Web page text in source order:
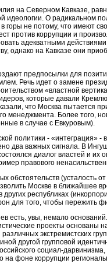
на Северном Кавказе,
идеологии. О радикальном
горы не потому, что имеют
против коррупции и
адекватными
однако на Кавказе они
предпосылки для
Речь идет о замене
«властной
которые давали
что Москва пытается
менеджмента. Более того,
в случае с Евкуровым).
политики - «интеграция»
два важных сигнала. В
диалог властей и
правового
обстоятельств (усталость
Москве в ближайшее
других республиках
для того, чтобы
есть, увы, немало
проекты основаны
экстремистских
другой групповой
социал-
на фоне коррупции